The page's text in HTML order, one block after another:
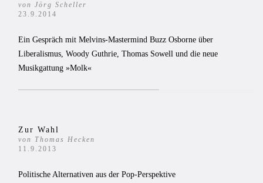
von Jörg Scheller
23.9.2014
Ein Gespräch mit Melvins-Mastermind Buzz Osborne über
Liberalismus, Woody Guthrie, Thomas Sowell und die neue
Musikgattung »Molk«
Zur Wahl
von Thomas Hecken
11.9.2013
Politische Alternativen aus der Pop-Perspektive